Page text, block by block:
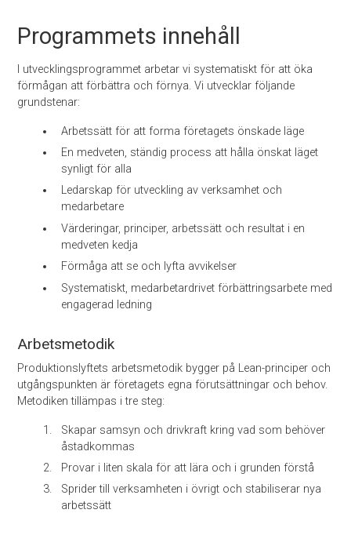
Programmets innehåll
I utvecklingsprogrammet arbetar vi systematiskt för att öka
förmågan att förbättra och förnya. Vi utvecklar följande
grundstenar:
Arbetssätt för att forma företagets önskade läge
En medveten, ständig process att hålla önskat läget
synligt för alla
Ledarskap för utveckling av verksamhet och
medarbetare
Värderingar, principer, arbetssätt och resultat i en
medveten kedja
Förmåga att se och lyfta avvikelser
Systematiskt, medarbetar­drivet förbättringsarbete med
engagerad ledning
Arbetsmetodik
Produktionslyftets arbetsmetodik bygger på Lean-principer och
utgångspunkten är företagets egna förutsättningar och behov.
Metodiken tillämpas i tre steg:
Skapar samsyn och drivkraft kring vad som behöver
åstadkommas
Provar i liten skala för att lära och i grunden förstå
Sprider till verksamheten i övrigt och stabiliserar nya
arbetssätt